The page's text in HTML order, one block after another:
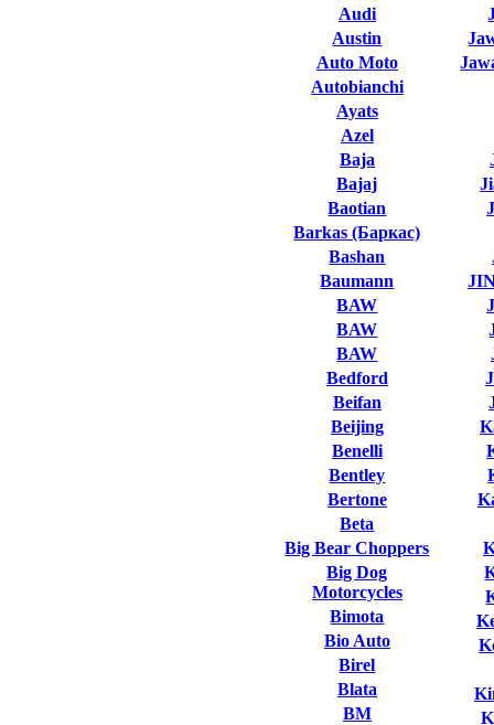
Audi
Austin
Auto Moto
Autobianchi
Ayats
Azel
Baja
Bajaj
Baotian
Barkas (Баркас)
Bashan
Baumann
BAW
BAW
BAW
Bedford
Beifan
Beijing
Benelli
Bentley
Bertone
Beta
Big Bear Choppers
Big Dog
Motorcycles
Bimota
Bio Auto
Birel
Blata
BM